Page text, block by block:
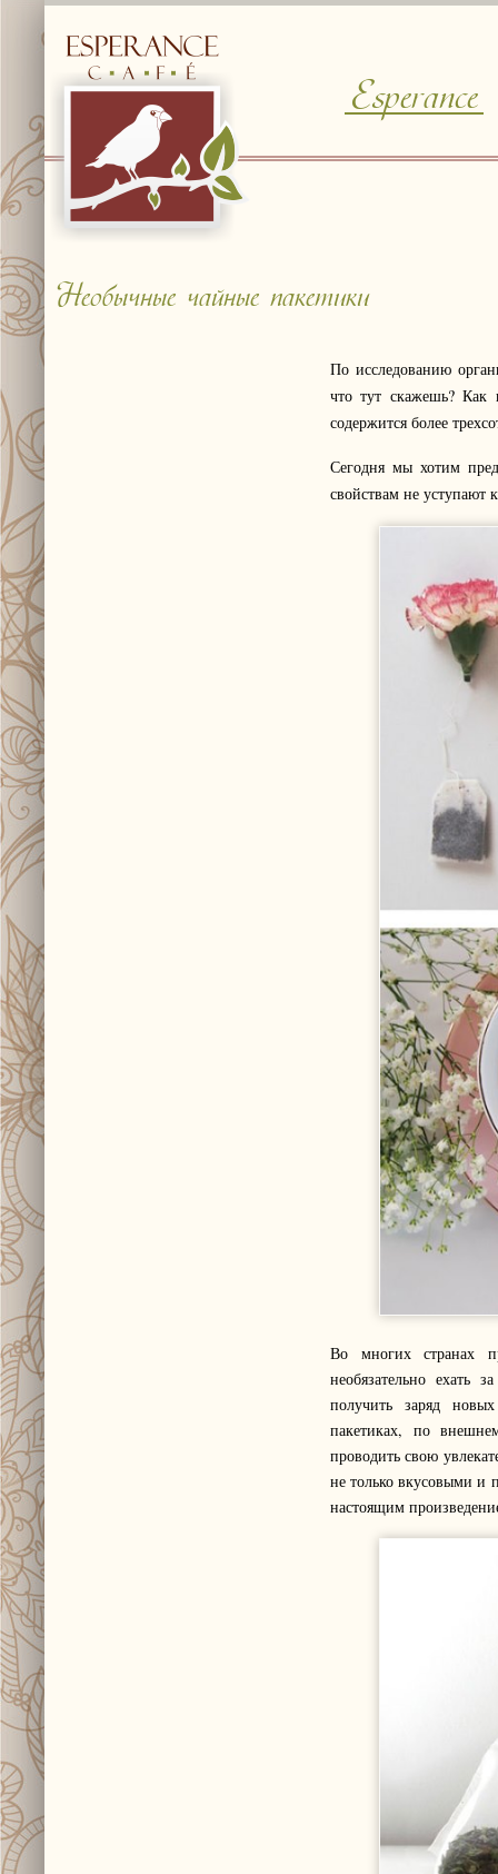
Esperance
© Free Joomla! 3 Modules- byVinaGecko.com
Необычные чайные пакетики
По исследованию
что тут скажешь? Как
содержится более
Сегодня мы хотим
свойствам не уступают
Во многих странах
необязательно ехать
получить заряд
пакетиках, по
проводить свою
не только вкусовыми и
настоящим